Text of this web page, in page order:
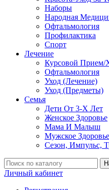
Наборы
Народная
Офтальмология
Профилактика
Спорт
Лечение
Курсовой Прием/
Офтальмология
Уход (Лечение)
Уход (Предметы)
Семья
Дети От 3-Х Лет
Женское Здоровье
Мама И Малыш
Мужское Здоровье
Сезон, Импульс,
Личный кабинет